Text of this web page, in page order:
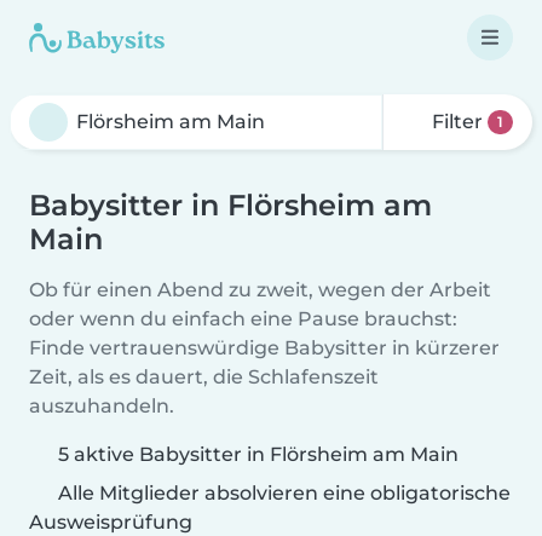
Filter 1
Babysitter in Flörsheim am
Main
Ob für einen Abend zu zweit, wegen der Arbeit
oder wenn du einfach eine Pause brauchst:
Finde vertrauenswürdige Babysitter in kürzerer
Zeit, als es dauert, die Schlafenszeit
auszuhandeln.
5 aktive Babysitter in Flörsheim am Main
Alle Mitglieder absolvieren eine obligatorische
Ausweisprüfung